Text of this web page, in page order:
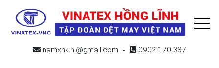
namxnk.hl@gmail.com - 0902 170 387